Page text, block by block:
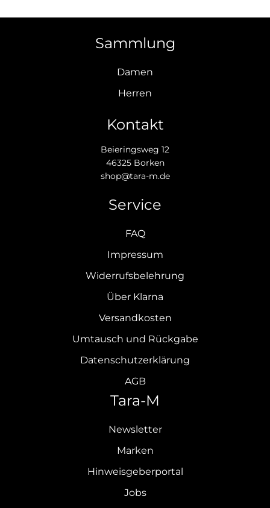
Sammlung
Damen
Herren
Kontakt
Beieringsweg 12
46325 Borken
shop@tara-m.de
Service
FAQ
Impressum
Widerrufsbelehrung
Über Klarna
Versandkosten
Umtausch und Rückgabe
Datenschutzerklärung
AGB
Tara-M
Newsletter
Marken
Hinweisgeberportal
Jobs